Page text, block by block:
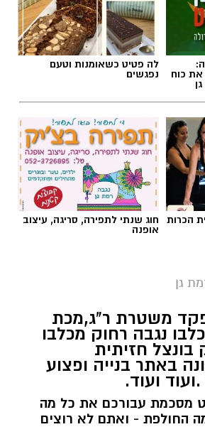
את עזרת הציבור
גובה 1.60, שיער שחור, תיאור לבוש אינו
כוח
לה פטיט כשאומנות וטעם
נפגשים
הכרות חוג שנתי לתפירה, סריגה, עיצוב
אופנה
גן
משטרת ר"ג,מכת
נגבה רחוק מכלבו
בונצל חזיתית
באתר בנייה ופצוע
ועוד.
מסכמת עבורכם את כל מה
החולפת - ואתם לא רוצים